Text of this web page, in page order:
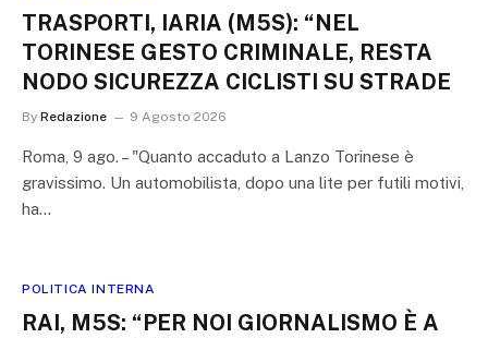
TRASPORTI, IARIA (M5S): “NEL
TORINESE GESTO CRIMINALE, RESTA
NODO SICUREZZA CICLISTI SU STRADE
By Redazione 9 Agosto 2026
Roma, 9 ago. – "Quanto accaduto a Lanzo Torinese è
gravissimo. Un automobilista, dopo una lite per futili motivi,
ha…
POLITICA INTERNA
RAI, M5S: “PER NOI GIORNALISMO È A